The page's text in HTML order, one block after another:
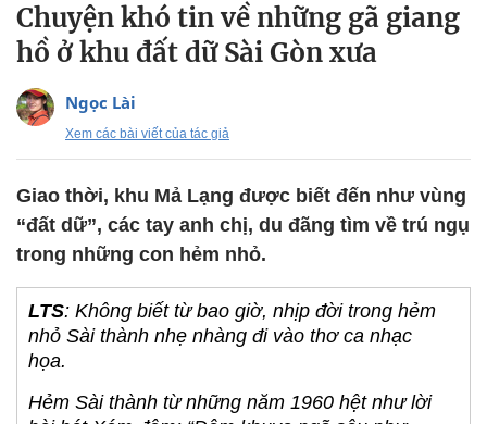
Chuyện khó tin về những gã giang
hồ ở khu đất dữ Sài Gòn xưa
Ngọc Lài
Xem các bài viết của tác giả
Giao thời, khu Mả Lạng được biết đến như vùng
“đất dữ”, các tay anh chị, du đãng tìm về trú ngụ
trong những con hẻm nhỏ.
LTS: Không biết từ bao giờ, nhịp đời trong hẻm
nhỏ Sài thành nhẹ nhàng đi vào thơ ca nhạc
họa.
Hẻm Sài thành từ những năm 1960 hệt như lời